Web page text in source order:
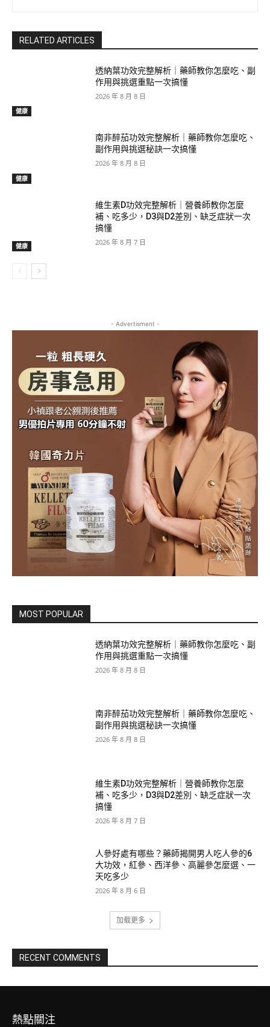
RELATED ARTICLES
健康
透納葉功效完整解析｜藥師教你怎麼吃、副
作用與挑選重點一次搞懂
2026 年 8 月 8 日
健康
南非醉茄功效完整解析｜藥師教你怎麼吃、
副作用與挑選秘訣一次搞懂
2026 年 8 月 8 日
健康
維生素D功效完整解析｜營養師教你怎麼
補、吃多少，D3與D2差別、缺乏症狀一次
搞懂
2026 年 8 月 7 日
- Advertisment -
MOST POPULAR
透納葉功效完整解析｜藥師教你怎麼吃、副
作用與挑選重點一次搞懂
2026 年 8 月 8 日
南非醉茄功效完整解析｜藥師教你怎麼吃、
副作用與挑選秘訣一次搞懂
2026 年 8 月 8 日
維生素D功效完整解析｜營養師教你怎麼
補、吃多少，D3與D2差別、缺乏症狀一次
搞懂
2026 年 8 月 7 日
人參好處有哪些？藥師揭開男人吃人參的6
大功效，紅參、西洋參、高麗參怎麼選、一
天吃多少
2026 年 8 月 6 日
加载更多
RECENT COMMENTS
熱點關注